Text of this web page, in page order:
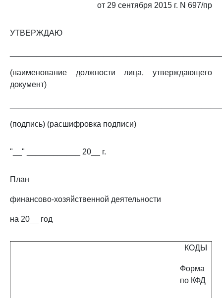
от 29 сентября 2015 г. N 697/пр
УТВЕРЖДАЮ
(наименование должности лица, утверждающего
документ)
(подпись) (расшифровка подписи)
"__" ____________ 20__ г.
План
финансово-хозяйственной деятельности
на 20__ год
КОДЫ
Форма
по КФД